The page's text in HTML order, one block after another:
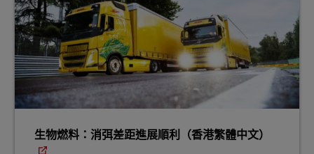
生物燃料：消弭差距進展順利（香港繁體中文）